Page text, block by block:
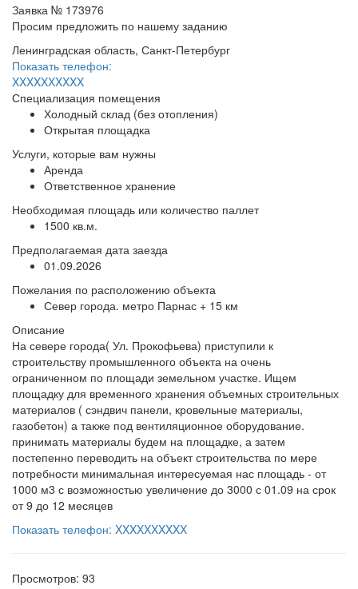
Заявка № 173976
Просим предложить по нашему заданию
Ленинградская область, Санкт-Петербург
Показать телефон:
XXXXXXXXXX
Специализация помещения
Холодный склад (без отопления)
Открытая площадка
Услуги, которые вам нужны
Аренда
Ответственное хранение
Необходимая площадь или количество паллет
1500 кв.м.
Предполагаемая дата заезда
01.09.2026
Пожелания по расположению объекта
Север города. метро Парнас + 15 км
Описание
На севере города( Ул. Прокофьева) приступили к
строительству промышленного объекта на очень
ограниченном по площади земельном участке. Ищем
площадку для временного хранения объемных строительных
материалов ( сэндвич панели, кровельные материалы,
газобетон) а также под вентиляционное оборудование.
принимать материалы будем на площадке, а затем
постепенно переводить на объект строительства по мере
потребности минимальная интересуемая нас площадь - от
1000 м3 с возможностью увеличение до 3000 с 01.09 на срок
от 9 до 12 месяцев
Показать телефон: XXXXXXXXXX
Просмотров: 93